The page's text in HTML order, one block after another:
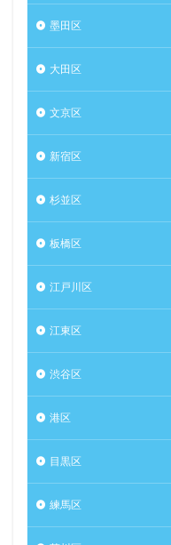
墨田区
大田区
文京区
新宿区
杉並区
板橋区
江戸川区
江東区
渋谷区
港区
目黒区
練馬区